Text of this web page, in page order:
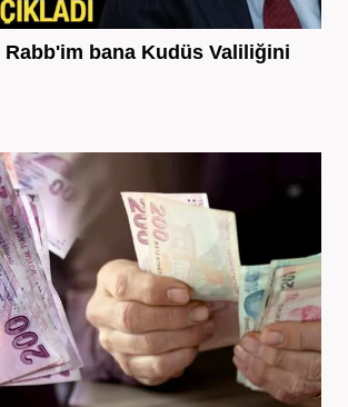
bana Kudüs Valiliğini